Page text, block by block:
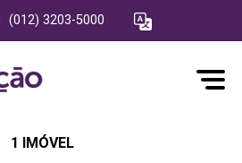
(012) 3203-5000
1 IMÓVEL